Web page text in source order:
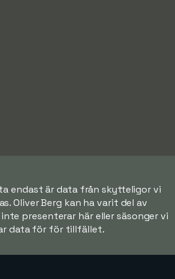
endast är data från skytteligor vi
Oliver Berg kan ha varit del av
presenterar här eller säsonger vi
data för för tillfället.